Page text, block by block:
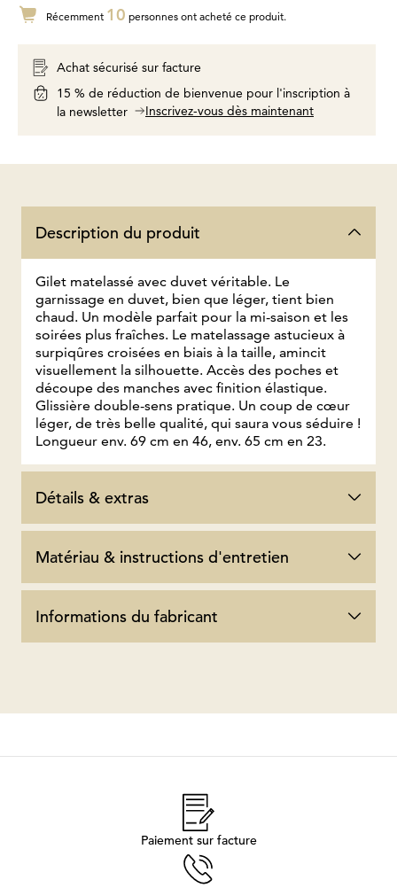
Récemment 10 personnes ont acheté ce produit.
Achat sécurisé sur facture
15 % de réduction de bienvenue pour l'inscription à
la newsletter
Inscrivez-vous dès maintenant
Description du produit
Gilet matelassé avec duvet véritable. Le
garnissage en duvet, bien que léger, tient bien
chaud. Un modèle parfait pour la mi-saison et les
soirées plus fraîches. Le matelassage astucieux à
surpiqûres croisées en biais à la taille, amincit
visuellement la silhouette. Accès des poches et
découpe des manches avec finition élastique.
Glissière double-sens pratique. Un coup de cœur
léger, de très belle qualité, qui saura vous séduire !
Longueur env. 69 cm en 46, env. 65 cm en 23.
Détails & extras
Matériau & instructions d'entretien
Informations du fabricant
Paiement sur facture